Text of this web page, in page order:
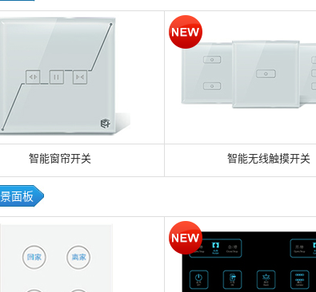
智能窗帘开关 智能无线触摸开关
面板